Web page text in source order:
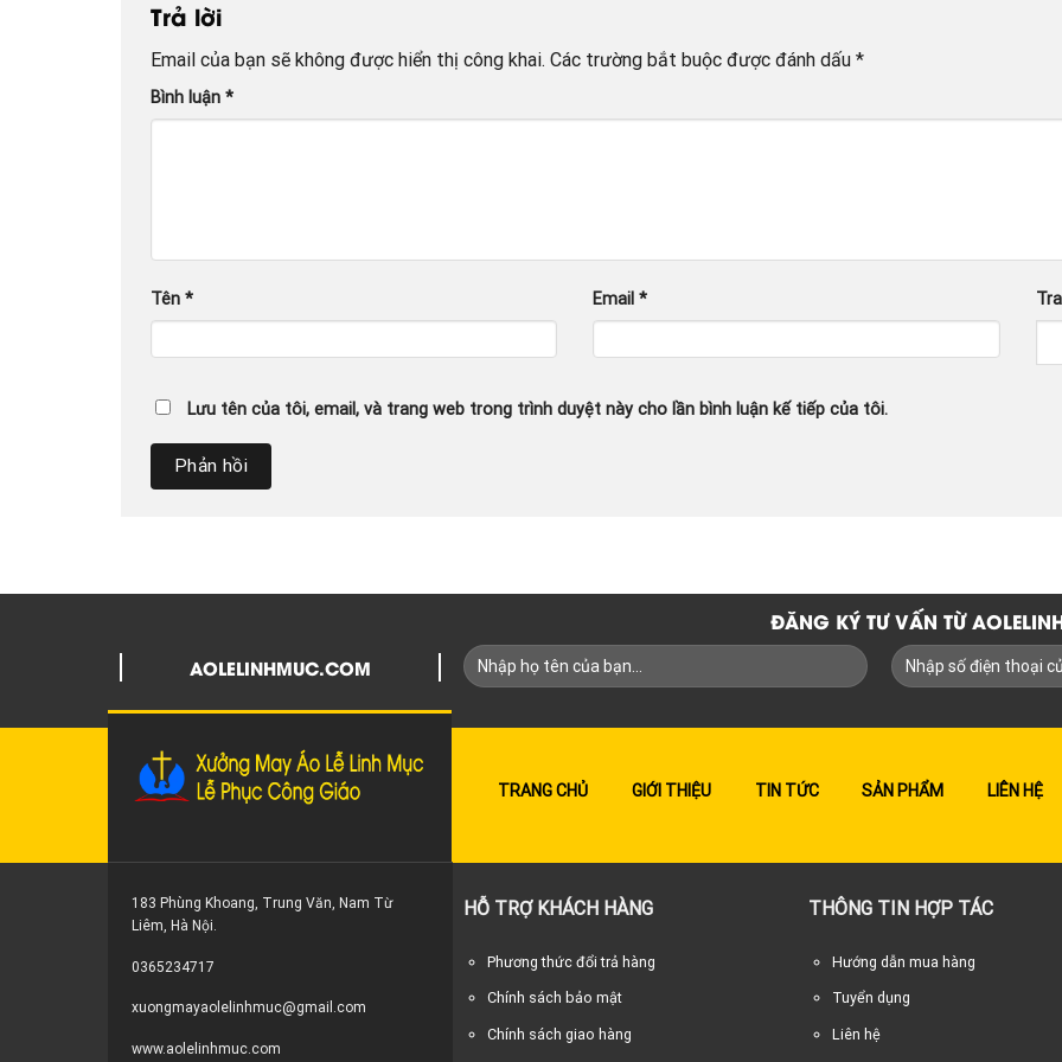
Trả lời
Email của bạn sẽ không được hiển thị công khai. Các trường bắt buộc được đánh dấu *
Bình luận *
Tên * Email*
Lưu tên của tôi, email, và trang web trong trình duyệt này cho lần bình luận kế tiếp của tôi.
AOLELINHMUC.COM
ĐĂNG KÝ TƯ VẤN TỪ
TRANG CHỦ GIỚI THIỆU TIN TỨC SẢN PHẨM LIÊN HỆ
183 Phùng Khoang, Trung Văn, Nam Từ
Liêm, Hà Nội.
0365234717
xuongmayaolelinhmuc@gmail.com
www.aolelinhmuc.com
HỖ TRỢ KHÁCH HÀNG
Phương thức đổi trả hàng
Chính sách bảo mật
Chính sách giao hàng
THÔNG TIN HỢP TÁC
Hướng dẫn mua hàng
Tuyển dụng
Liên hệ